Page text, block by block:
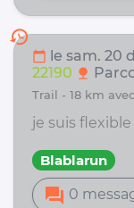
history
calendar_today le sam. 20
22190 nature
trail - 18 km
je suis
Blablarun
forum 0